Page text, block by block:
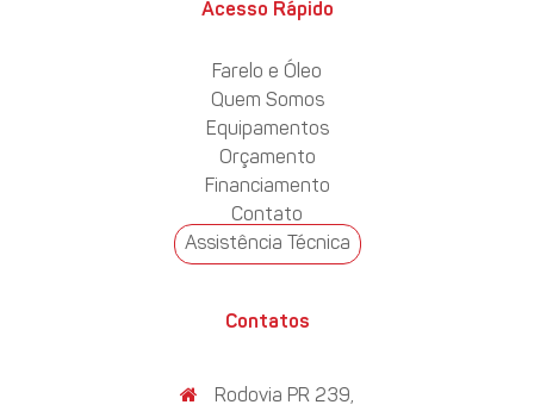
Acesso Rápido
Farelo e Óleo
Quem Somos
Equipamentos
Orçamento
Financiamento
Contato
Assistência Técnica
Contatos
Rodovia PR 239,